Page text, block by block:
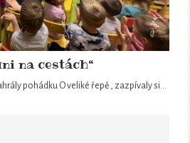
na cestách“
pohádku O veliké řepě , zazpívaly si…